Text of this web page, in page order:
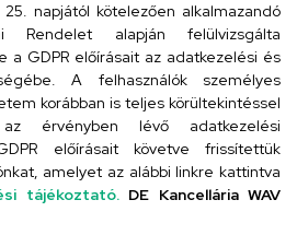
János tér 1.
telefonkönyv
napjától kötelezően alkalmazandó
Rendelet alapján felülvizsgálta
GDPR előírásait az adatkezelési és
A felhasználók személyes
korábban is teljes körültekintéssel
érvényben lévő adatkezelési
előírásait követve frissítettük
amelyet az alábbi linkre kattintva
tájékoztató. DE Kancellária WAV